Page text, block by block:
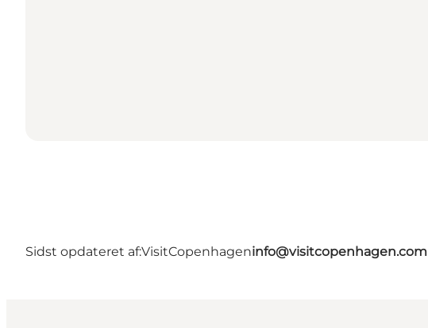
Sidst opdateret af:VisitCopenhageninfo@visitcopenhagen.com